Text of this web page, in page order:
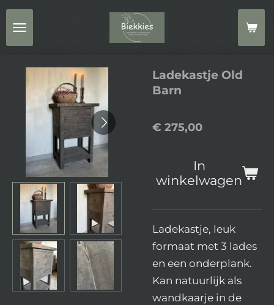
Ga
direct
naar
hoofdinhoud
Ladekastje Old
Barn
€ 275,00
In
winkelwagen
Ladekastje, leuk
formaat met 3 lades
en een onderplank.
Kan natuurlijk als
wandkaarje in de